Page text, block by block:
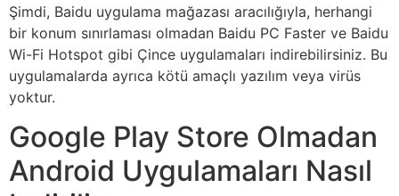
Şimdi, Baidu uygulama mağazası aracılığıyla, herhangi
bir konum sınırlaması olmadan Baidu PC Faster ve Baidu
Wi-Fi Hotspot gibi Çince uygulamaları indirebilirsiniz. Bu
uygulamalarda ayrıca kötü amaçlı yazılım veya virüs
yoktur.
Google Play Store Olmadan
Android Uygulamaları Nasıl